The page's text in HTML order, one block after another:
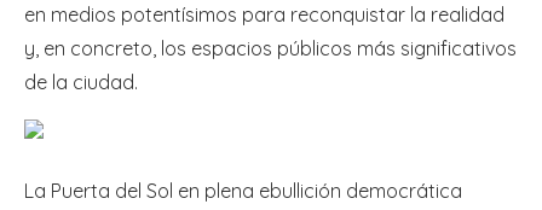
en medios potentísimos para reconquistar la realidad
y, en concreto, los espacios públicos más significativos
de la ciudad.
La Puerta del Sol en plena ebullición democrática